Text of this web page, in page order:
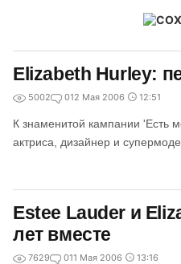
Elizabeth Hurley:
5002 012 Мая 2006 12:51
К знаменитой кампании 'Есть
актриса, дизайнер и
Estee Lauder и
лет вместе
7629 011 Мая 2006 13:16